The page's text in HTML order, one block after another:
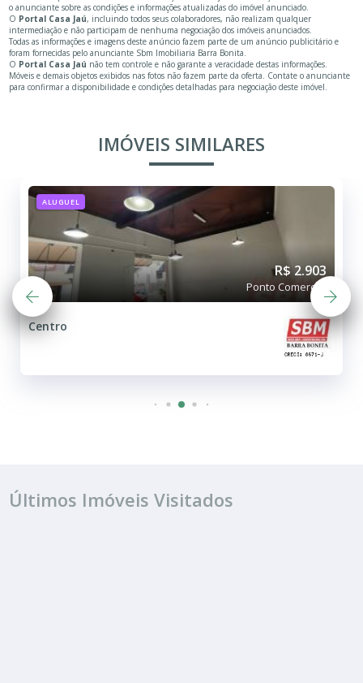
o anunciante sobre as condições e informações atualizadas do imóvel anunciado.
O Portal Casa Jaú, incluindo todos seus colaboradores, não realizam qualquer
intermediação e não participam de nenhuma negociação dos imóveis anunciados.
Todas as informações e imagens deste anúncio fazem parte de um anúncio publicitário e
foram fornecidas pelo anunciante Sbm Imobiliaria Barra Bonita.
O Portal Casa Jaú não tem controle e não garante a veracidade destas informações.
Móveis e demais objetos exibidos nas fotos não fazem parte da oferta. Contate o anunciante
para confirmar a disponibilidade e condições detalhadas para negociação deste imóvel.
IMÓVEIS SIMILARES
ALUGUEL
R$ 2.903
Ponto Comercial
Centro
Últimos Imóveis Visitados